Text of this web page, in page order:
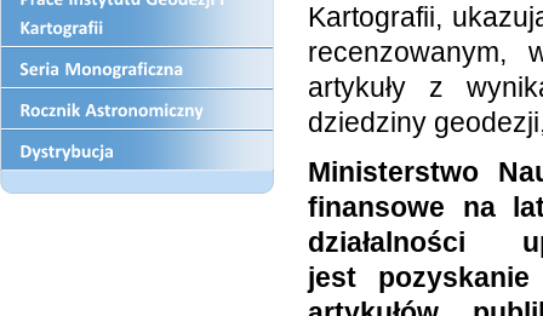
Kartografii,
recenzowanym,
artykuły z
dziedziny
Ministerstwo
finansowe na
działalności
jest